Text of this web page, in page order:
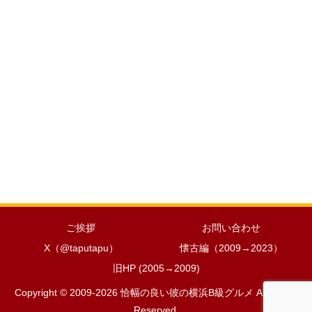
ご挨拶
お問い合わせ
X（@taputapu）
懐古編（2009→2023）
旧HP (2005→2009)
Copyright © 2009-2026 恰幅の良い彼の横浜B級グルメ All Rights